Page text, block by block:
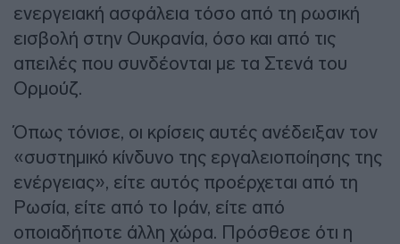
ενεργειακή ασφάλεια τόσο από τη ρωσική
εισβολή στην Ουκρανία, όσο και από τις
απειλές που συνδέονται με τα Στενά του
Ορμούζ.
Όπως τόνισε, οι κρίσεις αυτές ανέδειξαν τον
«συστημικό κίνδυνο της εργαλειοποίησης της
ενέργειας», είτε αυτός προέρχεται από τη
Ρωσία, είτε από το Ιράν, είτε από
οποιαδήποτε άλλη χώρα. Πρόσθεσε ότι η